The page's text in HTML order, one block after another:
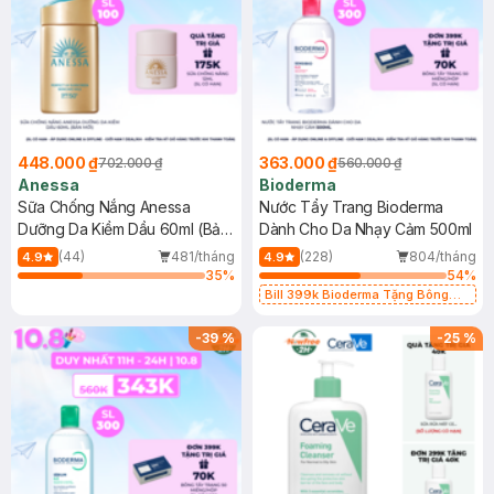
448.000 ₫702.000 ₫
Anessa
Sữa Chống Nắng Anessa
Dưỡng Da Kiềm Dầu 60ml (Bản
Mới)
4.9 (44)
481/tháng
35%
363.000 ₫560.000 ₫
Bioderma
Nước Tẩy Trang Bioderma
Dành Cho Da Nhạy Cảm 500ml
4.9 (228)
804/tháng
54%
Bill 399k Bioderma Tặng Bông
-39% -25 %